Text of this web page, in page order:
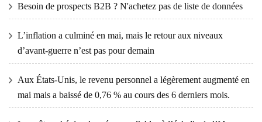
Besoin de prospects B2B ? N'achetez pas de liste de données
L’inflation a culminé en mai, mais le retour aux niveaux
d’avant-guerre n’est pas pour demain
Aux États-Unis, le revenu personnel a légèrement augmenté en
mai mais a baissé de 0,76 % au cours des 6 derniers mois.